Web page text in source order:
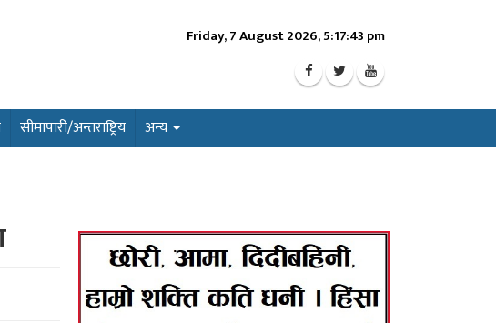
Friday, 7 August 2026, 5:17:45 pm
सीमापारी/अन्तराष्ट्रिय अन्य